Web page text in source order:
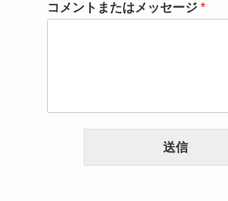
コメントまたはメッセージ*
送信